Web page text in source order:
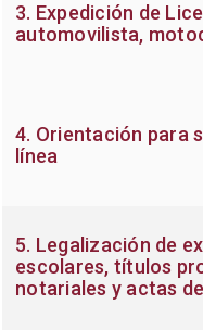
3. Expedición de
automovilista,
4. Orientación para
línea
5. Legalización de
escolares, títulos
notariales y actas